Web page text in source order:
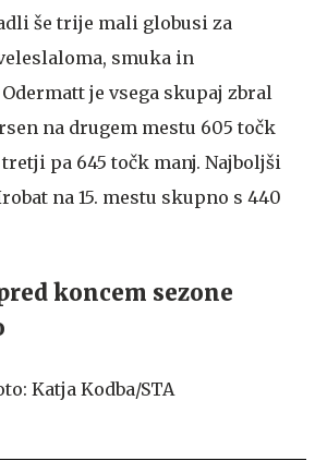
še trije mali globusi za
smuka in
je vsega skupaj zbral
na drugem mestu 605 točk
pa 645 točk manj. Najboljši
na 15. mestu skupno s 440
koncem sezone